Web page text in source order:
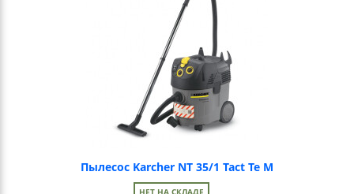
Пылесос Karcher NT 35/1 Tact Te M
НЕТ НА СКЛАДЕ